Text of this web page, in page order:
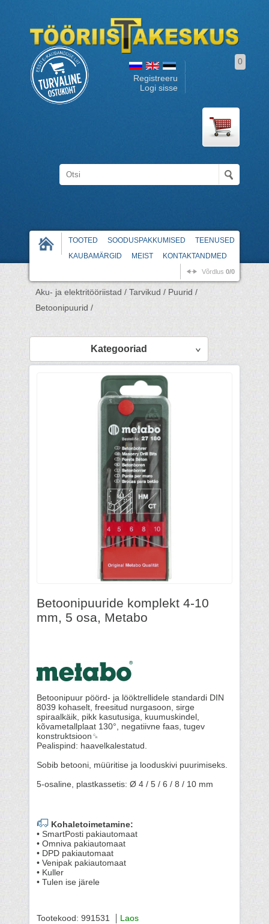
Registreeru
Logi sisse
0
TOOTED SOODUSPAKKUMISED
TEENUSED
KAUBAMÄRGID
MEIST KONTAKTANDMED
Võrdlus 0/0
Aku- ja elektritööriistad / Tarvikud / Puurid /
Betoonipuurid /
Kategooriad
Betoonipuuride komplekt 4-10
mm, 5 osa, Metabo
Betoonipuur pöörd- ja lööktrellidele standardi DIN
8039 kohaselt, freesitud nurgasoon, sirge
spiraalkäik, pikk kasutusiga, kuumuskindel,
kõvametallplaat 130°, negatiivne faas, tugev
konstruktsioon␍
Pealispind: haavelkalestatud.
Sobib betooni, müüritise ja looduskivi puurimiseks.
5-osaline, plastkassetis: Ø 4 / 5 / 6 / 8 / 10 mm
Kohaletoimetamine:
• SmartPosti pakiautomaat
• Omniva pakiautomaat
• DPD pakiautomaat
• Venipak pakiautomaat
• Kuller
• Tulen ise järele
Tootekood: 991531 Laos